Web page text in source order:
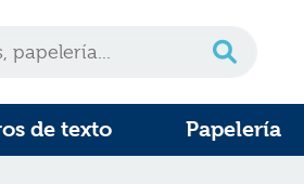
de texto Papelería